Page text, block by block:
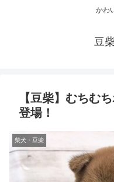
かわ
豆
【豆柴】むちむ
登場！
柴犬・豆柴